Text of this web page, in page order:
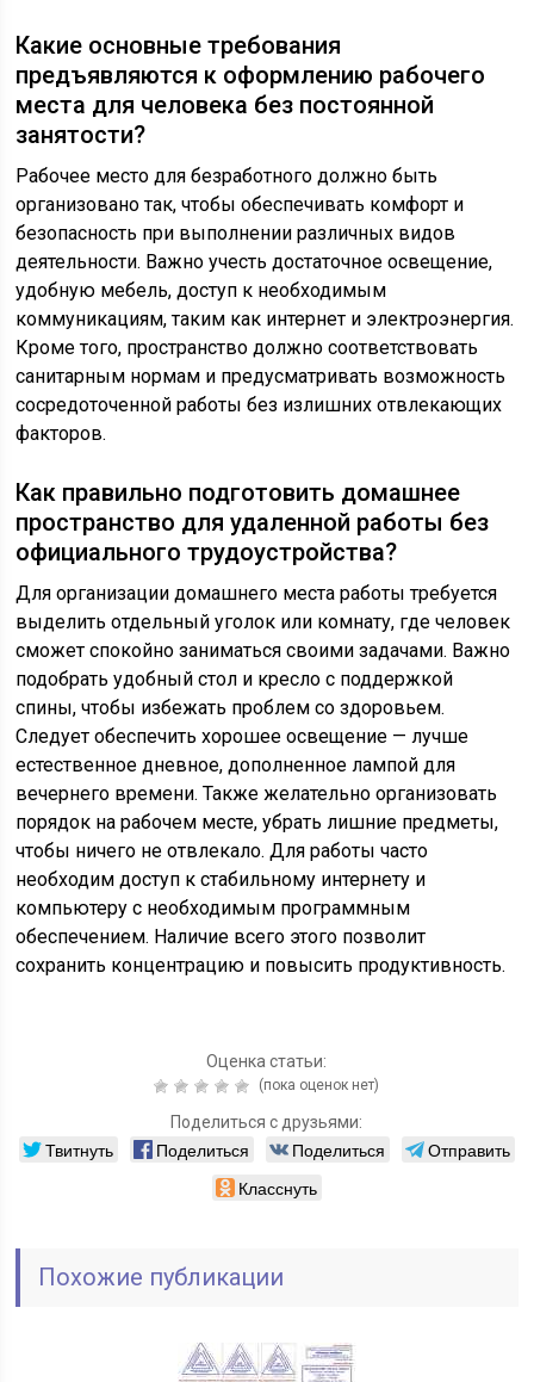
Какие основные требования
предъявляются к оформлению рабочего
места для человека без постоянной
занятости?
Рабочее место для безработного должно быть
организовано так, чтобы обеспечивать комфорт и
безопасность при выполнении различных видов
деятельности. Важно учесть достаточное освещение,
удобную мебель, доступ к необходимым
коммуникациям, таким как интернет и электроэнергия.
Кроме того, пространство должно соответствовать
санитарным нормам и предусматривать возможность
сосредоточенной работы без излишних отвлекающих
факторов.
Как правильно подготовить домашнее
пространство для удаленной работы без
официального трудоустройства?
Для организации домашнего места работы требуется
выделить отдельный уголок или комнату, где человек
сможет спокойно заниматься своими задачами. Важно
подобрать удобный стол и кресло с поддержкой
спины, чтобы избежать проблем со здоровьем.
Следует обеспечить хорошее освещение — лучше
естественное дневное, дополненное лампой для
вечернего времени. Также желательно организовать
порядок на рабочем месте, убрать лишние предметы,
чтобы ничего не отвлекало. Для работы часто
необходим доступ к стабильному интернету и
компьютеру с необходимым программным
обеспечением. Наличие всего этого позволит
сохранить концентрацию и повысить продуктивность.
Оценка статьи:
(пока оценок нет)
Поделиться с друзьями:
Твитнуть Поделиться Поделиться
Отправить
Класснуть
Похожие публикации